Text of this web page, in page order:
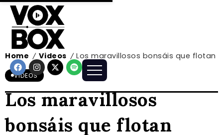
Home / Videos / Los maravillosos bonsáis que flotan
VIDEOS
Los maravillosos
bonsáis que flotan